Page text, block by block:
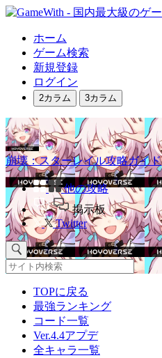
ホーム
ゲーム検索
新規登録
ログイン
2カラム 3カラム
崩壊：スターレイル攻略ガイド
他の攻略
掲示板
Twitter
TOPに戻る
最強ランキング
コード一覧
Ver.4.4アプデ
全キャラ一覧